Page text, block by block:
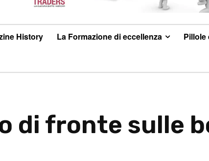
History La Formazione di eccellenza Pillole
di fronte sulle